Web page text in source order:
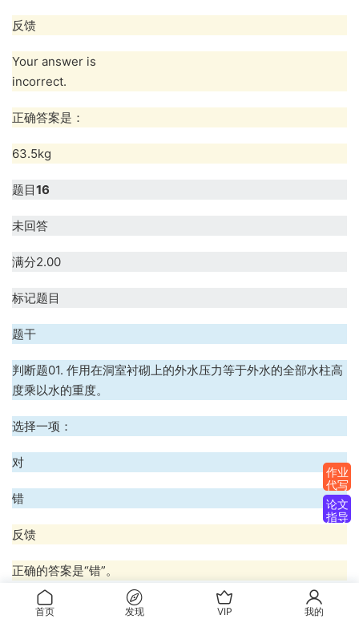
反馈
Your answer is
incorrect.
正确答案是：
63.5kg
题目16
未回答
满分2.00
标记题目
题干
判断题01. 作用在洞室衬砌上的外水压力等于外水的全部水柱高
度乘以水的重度。
选择一项：
对
错
反馈
正确的答案是“错”。
题目17
作业
代写
论文
指导
首页 发现 VIP 我的